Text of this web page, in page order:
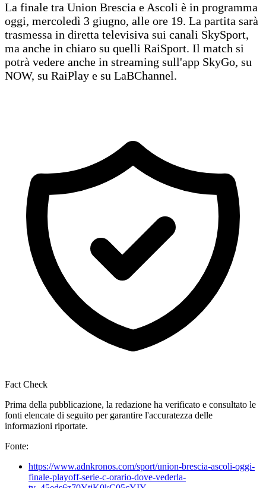
La finale tra Union Brescia e Ascoli è in programma
oggi, mercoledì 3 giugno, alle ore 19. La partita sarà
trasmessa in diretta televisiva sui canali SkySport,
ma anche in chiaro su quelli RaiSport. Il match si
potrà vedere anche in streaming sull'app SkyGo, su
NOW, su RaiPlay e su LaBChannel.
Fact Check
Prima della pubblicazione, la redazione ha verificato e consultato le
fonti elencate di seguito per garantire l'accuratezza delle
informazioni riportate.
Fonte:
https://www.adnkronos.com/sport/union-brescia-ascoli-oggi-
finale-playoff-serie-c-orario-dove-vederla-